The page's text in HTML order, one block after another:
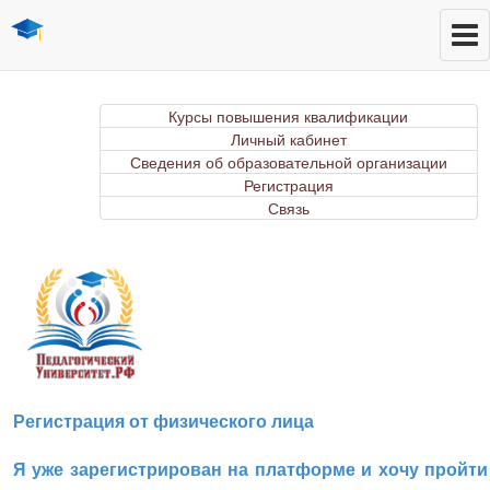
Курсы повышения квалификации
Личный кабинет
Сведения об образовательной организации
Регистрация
Связь
Регистрация от физического лица
Я уже зарегистрирован на платформе и хочу пройти